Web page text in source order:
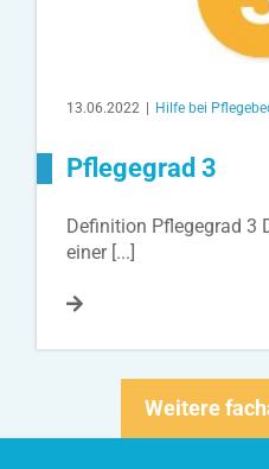
13.06.2022 | Hilfe bei
Pflegegrad 3
Definition Pflegegrad 3
einer [...]
Weitere